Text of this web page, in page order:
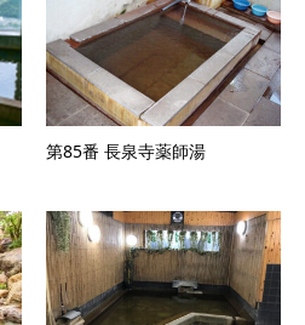
第85番 長泉寺薬師湯